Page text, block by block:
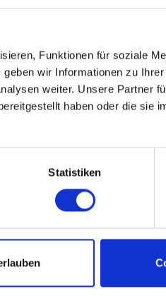
Funktionen für soziale
wir Informationen zu
weiter. Unsere Partner
haben oder die sie
Statistiken
ein historischer
der aus Mittlerem
können nun parallel zur Wedde
führende Wegeeinschnitt
nach etwa 250 m steil nach
Hier ist der Rogenstein noch in den
erreichen Sie einen neuen, breit
Schacht), die Sie über einen
1930, ebenso wie die
Richtung Osten zurück nach